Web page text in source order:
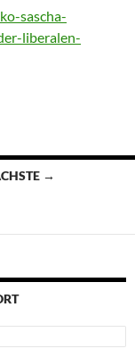
sascha-
liberalen-
→